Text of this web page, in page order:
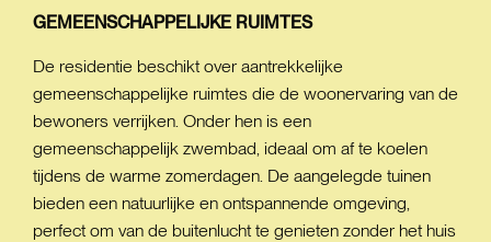
GEMEENSCHAPPELIJKE RUIMTES
De residentie beschikt over aantrekkelijke
gemeenschappelijke ruimtes die de woonervaring van de
bewoners verrijken. Onder hen is een
gemeenschappelijk zwembad, ideaal om af te koelen
tijdens de warme zomerdagen. De aangelegde tuinen
bieden een natuurlijke en ontspannende omgeving,
perfect om van de buitenlucht te genieten zonder het huis